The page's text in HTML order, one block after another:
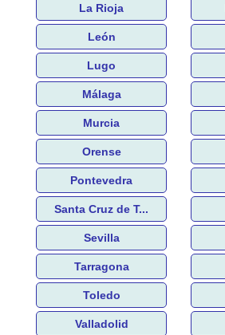
La Rioja
León
Lugo
Málaga
Murcia
Orense
Pontevedra
Santa Cruz de T...
Sevilla
Tarragona
Toledo
Valladolid